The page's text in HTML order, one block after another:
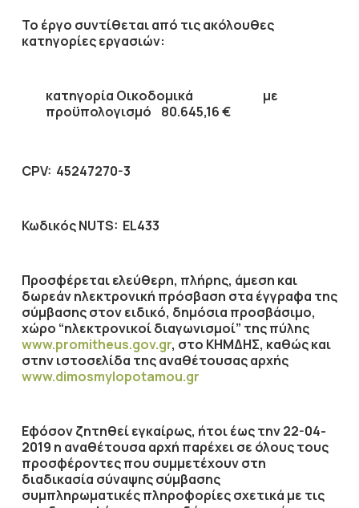
Το έργο συντίθεται από τις ακόλουθες
κατηγορίες εργασιών:
κατηγορία Οικοδομικά
με
προϋπολογισμό
80.645,16€
CPV: 45247270-3
ΚωδικόςNUTS: EL433
Προσφέρεται ελεύθερη, πλήρης, άμεση και
δωρεάν ηλεκτρονική πρόσβαση στα έγγραφα της
σύμβασης στον ειδικό, δημόσια προσβάσιμο,
χώρο “ηλεκτρονικοί διαγωνισμοί” της πύλης
www.promitheus.gov.gr, στο ΚΗΜΔΗΣ, καθώς και
στην ιστοσελίδα της αναθέτουσας αρχής
www.dimosmylopotamou.gr
Εφόσον ζητηθεί εγκαίρως, ήτοι έως την22-04-
2019 η αναθέτουσα αρχή παρέχει σε όλους τους
προσφέροντες που συμμετέχουν στη
διαδικασία σύναψης σύμβασης
συμπληρωματικές πληροφορίες σχετικά με τις